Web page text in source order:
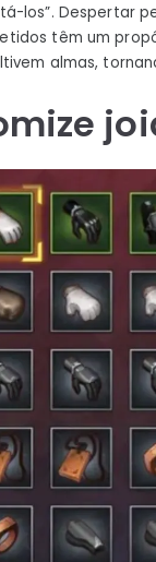
los”. Despertar
têm um
almas,